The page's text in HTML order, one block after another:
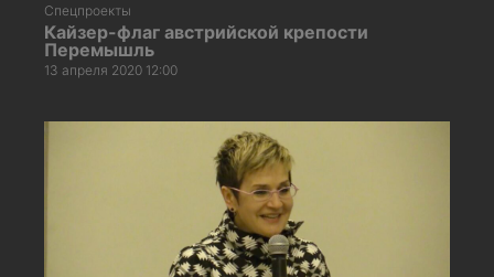
Спецпроекты
Кайзер-флаг австрийской крепости
Перемышль
13 апреля 2020 12:00